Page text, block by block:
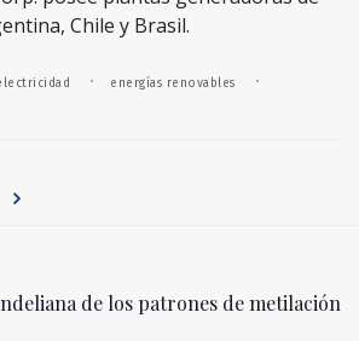
Chile y Brasil.
· energías renovables ·
de los patrones de metilación